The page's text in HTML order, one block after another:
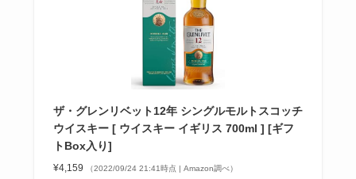
ザ・グレンリベット12年 シングルモルトスコッチ
ウイスキー [ ウイスキー イギリス 700ml ] [ギフ
トBox入り]
¥4,159 （2022/09/24 21:41時点 | Amazon調べ）